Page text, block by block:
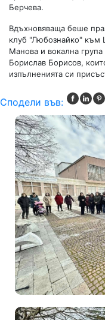
Берчева.
Вдъхновяваща беше
клуб "Любознайко" към
Манова и вокална
Борислав Борисов,
изпълненията си
Сподели във: